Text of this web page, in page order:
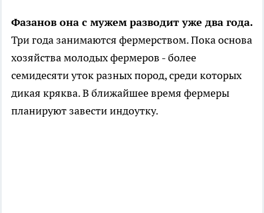
Фазанов она с мужем разводит уже два года.
Три года занимаются фермерством. Пока основа
хозяйства молодых фермеров - более
семидесяти уток разных пород, среди которых
дикая кряква. В ближайшее время фермеры
планируют завести индоутку.